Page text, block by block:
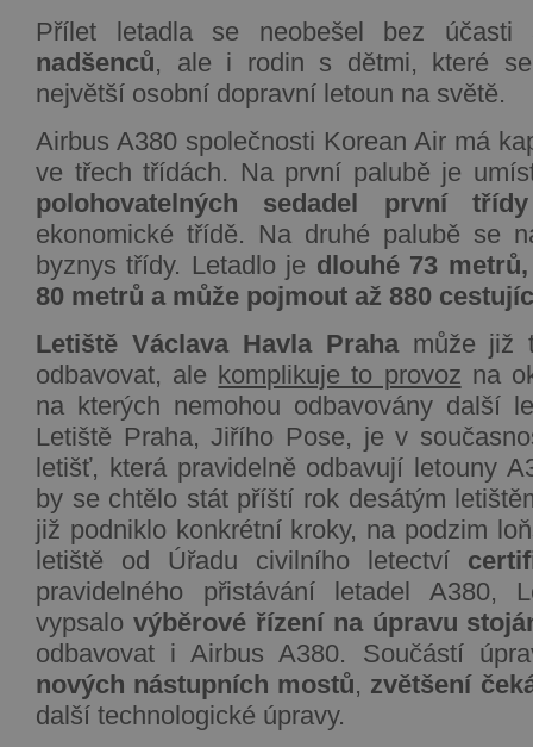
Přílet letadla se neobešel bez účasti
nadšenců, ale i rodin s dětmi, které
největší osobní dopravní letoun na světě.
Airbus A380 společnosti Korean Air má
ve třech třídách. Na první palubě je
polohovatelných sedadel první třídy
ekonomické třídě. Na druhé palubě se
byznys třídy. Letadlo je dlouhé 73
80 metrů a může pojmout až 880
Letiště Václava Havla Prahamůže již
odbavovat, ale komplikuje to provoz na
na kterých nemohou odbavovány další
Letiště Praha, Jiřího Pose, je v
letišť, která pravidelně odbavují letouny
by se chtělo stát příští rok desátým
již podniklo konkrétní kroky, na podzim
letiště od Úřadu civilního letectví
pravidelného přistávání letadel A380,
vypsalo výběrové řízení na úpravu
odbavovat i Airbus A380. Součástí
nových nástupních mostů, zvětšení
další technologické úpravy.